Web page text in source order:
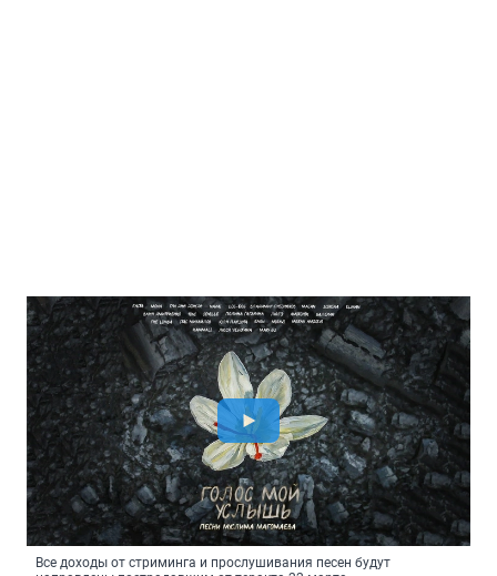
Все доходы от стриминга и прослушивания песен будут